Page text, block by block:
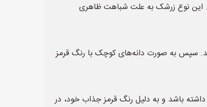
نوع زرشک به علت شباهت ظاهری
سپس به صورت دانه‌های کوچک با رنگ قرمز
باشد و به دلیل رنگ قرمز جذاب خود، در